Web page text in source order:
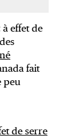
effet de
fait
peu
de serre